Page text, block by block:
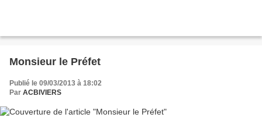
Monsieur le Préfet
Publié le 09/03/2013 à 18:02
Par ACBIVIERS